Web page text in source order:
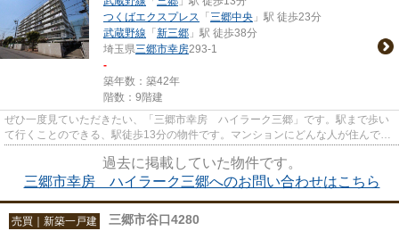
つくばエクスプレス 「 三郷中央 」駅 徒歩23分
武蔵野線 「 新三郷 」駅 徒歩38分
埼玉県三郷市幸房293-1
-
築年数：築42年
階数：9階建
ぜひ一度見ていただきたい、「三郷市幸房 ハイラーク三郷」です。駅まで歩い
て行くことのできる、駅徒歩13分の物件です。マンションにどんな人が住んでい
過去に掲載していた物件です。
三郷市幸房 ハイラーク三郷へのお問い合わせはこちら
売買｜新築一戸建 三郷市谷口4280